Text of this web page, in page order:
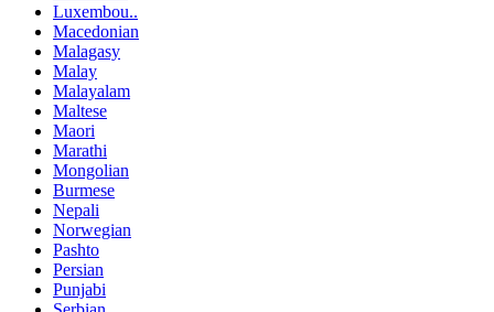
Luxembou..
Macedonian
Malagasy
Malay
Malayalam
Maltese
Maori
Marathi
Mongolian
Burmese
Nepali
Norwegian
Pashto
Persian
Punjabi